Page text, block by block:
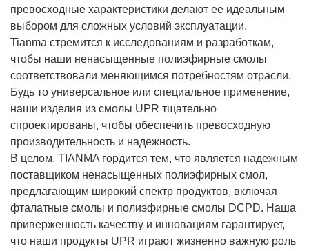
превосходные характеристики делают ее идеальным
выбором для сложных условий эксплуатации.
Tianma стремится к исследованиям и разработкам,
чтобы наши ненасыщенные полиэфирные смолы
соответствовали меняющимся потребностям отрасли.
Будь то универсальное или специальное применение,
наши изделия из смолы UPR тщательно
спроектированы, чтобы обеспечить превосходную
производительность и надежность.
В целом, TIANMA гордится тем, что является надежным
поставщиком ненасыщенных полиэфирных смол,
предлагающим широкий спектр продуктов, включая
фталатные смолы и полиэфирные смолы DCPD. Наша
приверженность качеству и инновациям гарантирует,
что наши продукты UPR играют жизненно важную роль